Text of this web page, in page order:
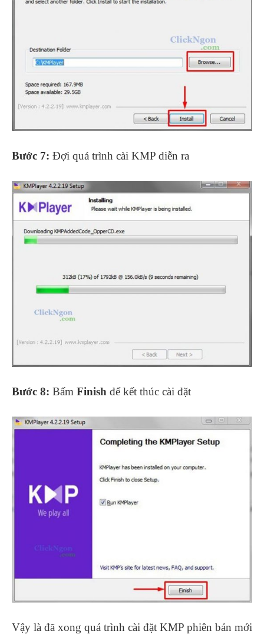
Bước 7: Đợi quá trình cài KMP diễn ra
Bước 8: Bấm Finish để kết thúc cài đặt
Vậy là đã xong quá trình cài đặt KMP phiên bản mới